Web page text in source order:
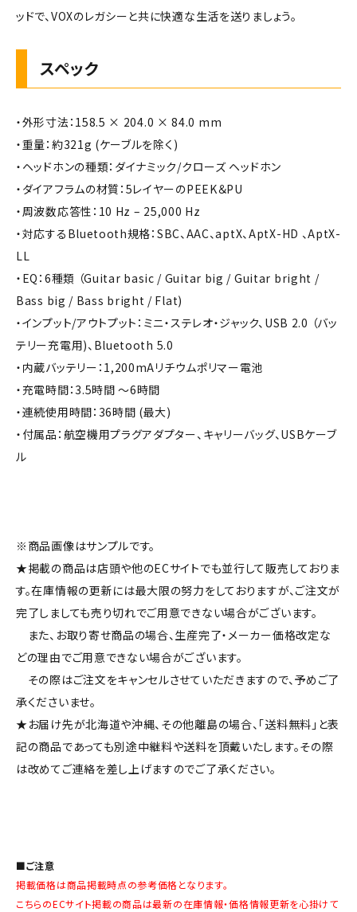
ッドで、VOXのレガシーと共に快適な生活を送りましょう。
スペック
・外形寸法：158.5 × 204.0 × 84.0 mm
・重量：約321g (ケーブルを除く)
・ヘッドホンの種類：ダイナミック/クローズ ヘッドホン
・ダイアフラムの材質：5レイヤーのPEEK＆PU
・周波数応答性：10 Hz – 25,000 Hz
・対応するBluetooth規格：SBC、AAC、aptX、AptX-HD 、AptX-
LL
・EQ：6種類 （Guitar basic / Guitar big / Guitar bright /
Bass big / Bass bright / Flat)
・インプット/アウトプット：ミニ・ステレオ・ジャック、USB 2.0 （バッ
テリー充電用)、Bluetooth 5.0
・内蔵バッテリー：1,200mAリチウムポリマー電池
・充電時間：3.5時間 〜6時間
・連続使用時間：36時間 (最大)
・付属品：航空機用プラグアダプター、キャリーバッグ、USBケーブ
ル
※商品画像はサンプルです。
★掲載の商品は店頭や他のECサイトでも並行して販売しておりま
す。在庫情報の更新には最大限の努力をしておりますが、ご注文が
完了しましても売り切れでご用意できない場合がございます。
また、お取り寄せ商品の場合、生産完了・メーカー価格改定な
どの理由でご用意できない場合がございます。
その際はご注文をキャンセルさせていただきますので、予めご了
承くださいませ。
★お届け先が北海道や沖縄、その他離島の場合、「送料無料」と表
記の商品であっても別途中継料や送料を頂戴いたします。その際
は改めてご連絡を差し上げますのでご了承ください。
■ご注意
掲載価格は商品掲載時点の参考価格となります。
こちらのECサイト掲載の商品は最新の在庫情報・価格情報更新を心掛けて